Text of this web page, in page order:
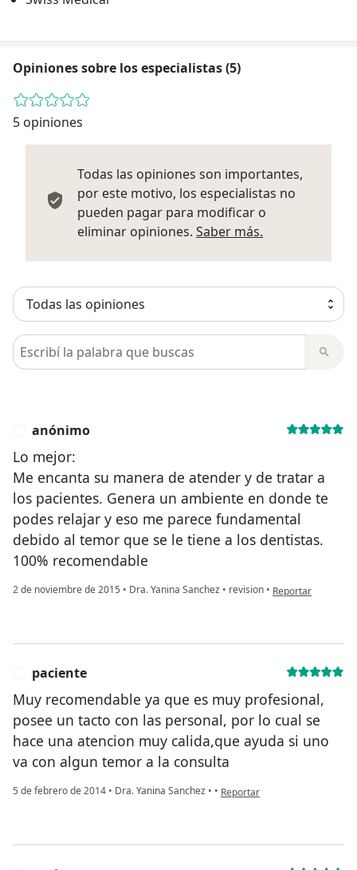
Opiniones sobre los especialistas (5)
5 opiniones
Todas las opiniones son importantes,
por este motivo, los especialistas no
pueden pagar para modificar o
eliminar opiniones. Saber más.
Busca en opiniones
anónimo
Lo mejor:
Me encanta su manera de atender y de tratar a
los pacientes. Genera un ambiente en donde te
podes relajar y eso me parece fundamental
debido al temor que se le tiene a los dentistas.
100% recomendable
2 de noviembre de 2015 • Dra. Yanina Sanchez • revision • en opinión del
Reportar
paciente
Muy recomendable ya que es muy profesional,
posee un tacto con las personal, por lo cual se
hace una atencion muy calida,que ayuda si uno
va con algun temor a la consulta
5 de febrero de 2014 • Dra. Yanina Sanchez • • en opinión del usuario
Reportar